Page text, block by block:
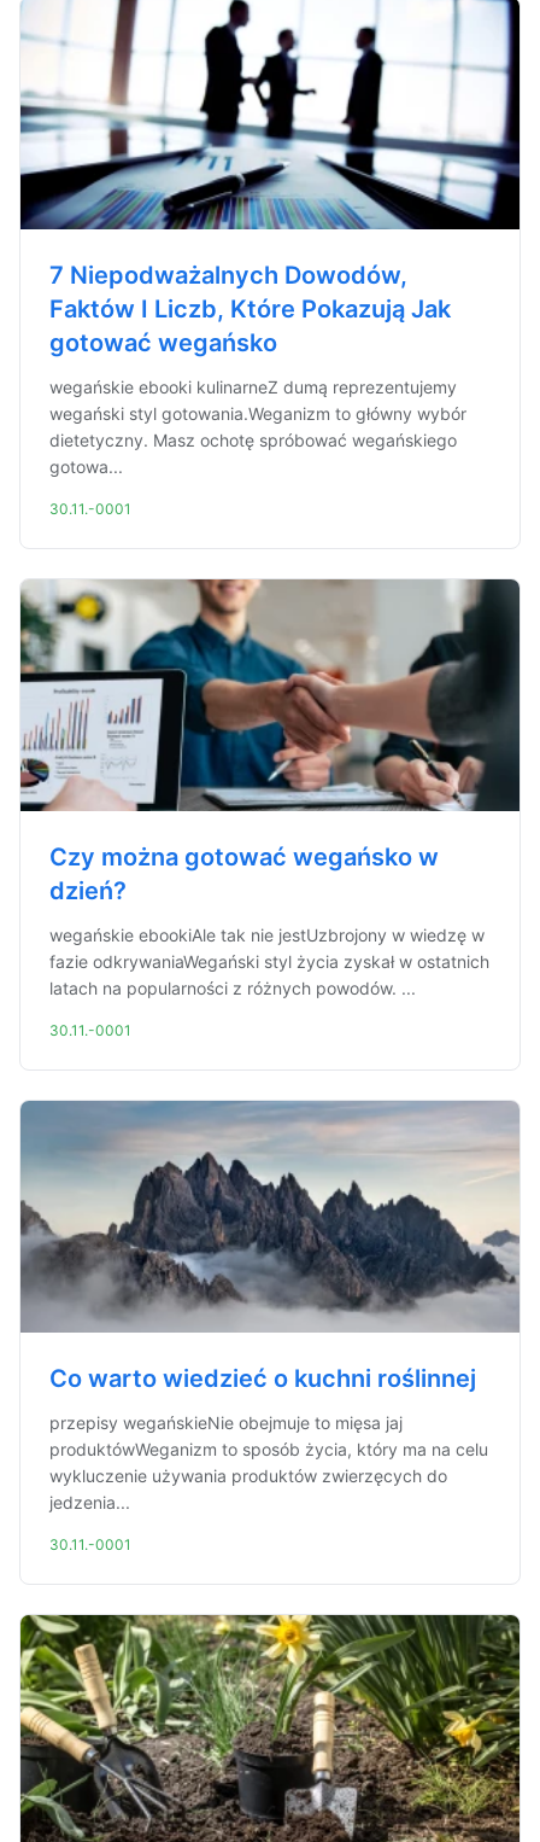
7 Niepodważalnych Dowodów,
Faktów I Liczb, Które Pokazują Jak
gotować wegańsko
wegańskie ebooki kulinarneZ dumą reprezentujemy
wegański styl gotowania.Weganizm to główny wybór
dietetyczny. Masz ochotę spróbować wegańskiego
gotowa...
30.11.-0001
Czy można gotować wegańsko w
dzień?
wegańskie ebookiAle tak nie jestUzbrojony w wiedzę w
fazie odkrywaniaWegański styl życia zyskał w ostatnich
latach na popularności z różnych powodów. ...
30.11.-0001
Co warto wiedzieć o kuchni roślinnej
przepisy wegańskieNie obejmuje to mięsa jaj
produktówWeganizm to sposób życia, który ma na celu
wykluczenie używania produktów zwierzęcych do
jedzenia...
30.11.-0001